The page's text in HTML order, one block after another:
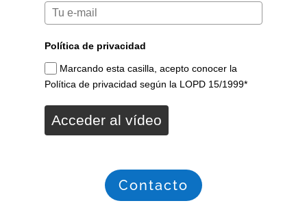
Política de privacidad
Marcando esta casilla, acepto conocer la
Política de privacidad según la LOPD 15/1999*
Acceder al vídeo
Contacto